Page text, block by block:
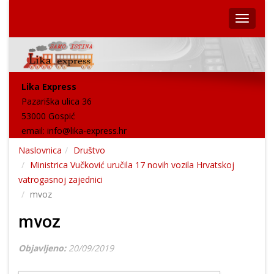
Lika Express
Pazariška ulica 36
53000 Gospić
email: info@lika-express.hr
Naslovnica
Društvo
Ministrica Vučković uručila 17 novih vozila Hrvatskoj
vatrogasnoj zajednici
mvoz
mvoz
Objavljeno: 20/09/2019